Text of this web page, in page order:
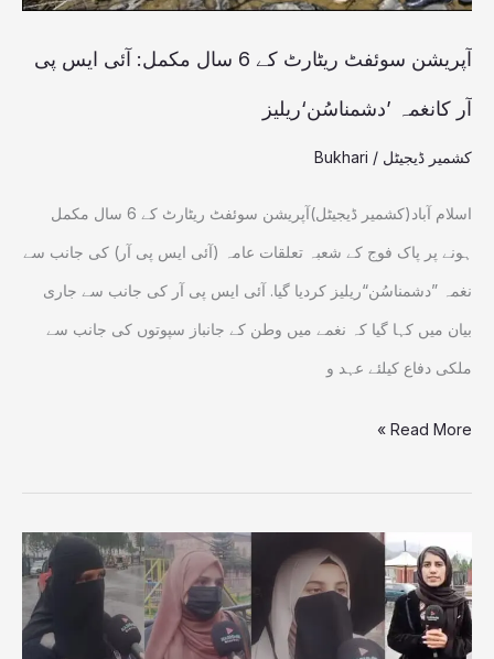
آپریشن سوئفٹ ریٹارٹ کے 6 سال مکمل: آئی ایس پی
آر کانغمہ ’دشمناسُن‘ریلیز
کشمیر ڈیجیٹل /
Bukhari
اسلام آباد(کشمیر ڈیجیٹل)آپریشن سوئفٹ ریٹارٹ کے 6 سال مکمل
ہونے پر پاک فوج کے شعبہ تعلقات عامہ (آئی ایس پی آر) کی جانب سے
نغمہ ”دشمناسُن“ریلیز کردیا گیا. آئی ایس پی آر کی جانب سے جاری
بیان میں کہا گیا کہ نغمے میں وطن کے جانباز سپوتوں کی جانب سے
ملکی دفاع کیلئے عہد و
آئی
ایس
کانغمہ
’دشمناسُن‘ریلیز
Read More »
سوزوکی
ڈرائیووں کا
ناروا